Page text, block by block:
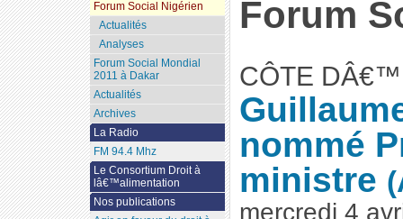
Forum
CÔTE
nommé
ministre
mercredi 4
Forum Social Nigérien
Actualités
Analyses
Forum Social Mondial
2011 à Dakar
Actualités
Archives
La Radio
FM 94.4 Mhz
Le Consortium Droit à
lâ€™alimentation
Nos publications